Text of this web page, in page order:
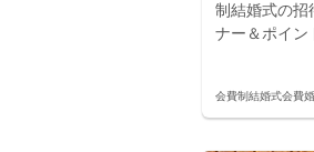
制結婚式の招
ナー＆ポイン
会費制結婚式会費